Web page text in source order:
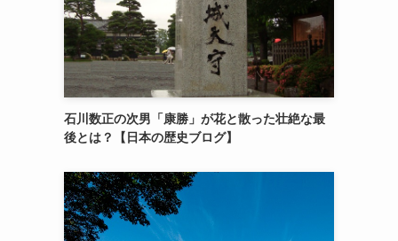
石川数正の次男「康勝」が花と散った壮絶な最
後とは？【日本の歴史ブログ】